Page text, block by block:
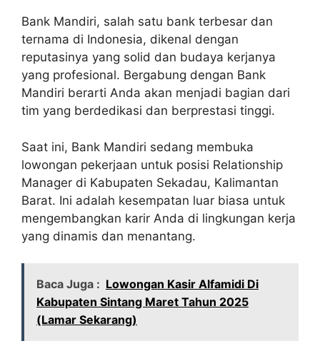
Bank Mandiri, salah satu bank terbesar dan
ternama di Indonesia, dikenal dengan
reputasinya yang solid dan budaya kerjanya
yang profesional. Bergabung dengan Bank
Mandiri berarti Anda akan menjadi bagian dari
tim yang berdedikasi dan berprestasi tinggi.
Saat ini, Bank Mandiri sedang membuka
lowongan pekerjaan untuk posisi Relationship
Manager di Kabupaten Sekadau, Kalimantan
Barat. Ini adalah kesempatan luar biasa untuk
mengembangkan karir Anda di lingkungan kerja
yang dinamis dan menantang.
Baca Juga : Lowongan Kasir Alfamidi Di
Kabupaten Sintang Maret Tahun 2025
(Lamar Sekarang)